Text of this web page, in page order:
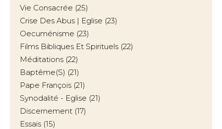
Vie Consacrée (25)
Crise Des Abus | Eglise (23)
Oecuménisme (23)
Films Bibliques Et Spirituels (22)
Méditations (22)
Baptême(s) (21)
Pape François (21)
Synodalité - Eglise (21)
Discernement (17)
Essais (15)